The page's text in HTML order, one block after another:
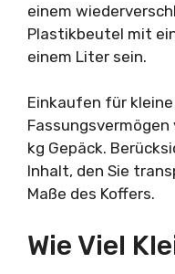
einem
Plastikbeutel mit
einem Liter sein.
Einkaufen für
kg Gepäck.
Inhalt, den Sie
Maße des Koffers.
Wie Viel